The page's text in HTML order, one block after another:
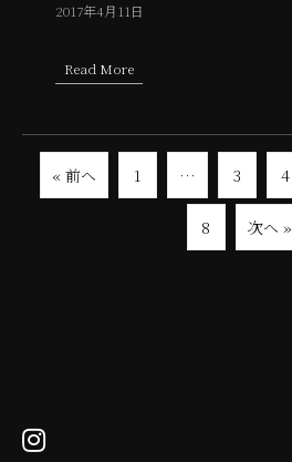
2017年4月11日
Read More
« 前へ 1 … 3 4
8 次へ »